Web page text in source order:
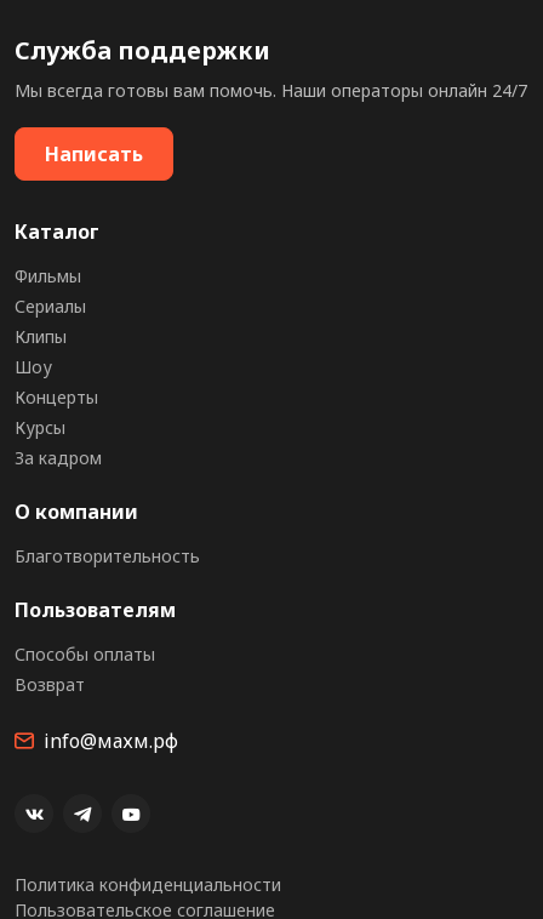
Служба поддержки
Мы всегда готовы вам помочь. Наши операторы онлайн 24/7
Написать
Каталог
Фильмы
Сериалы
Клипы
Шоу
Концерты
Курсы
За кадром
О компании
Благотворительность
Пользователям
Способы оплаты
Возврат
info@махм.рф
Политика конфиденциальности
Пользовательское соглашение